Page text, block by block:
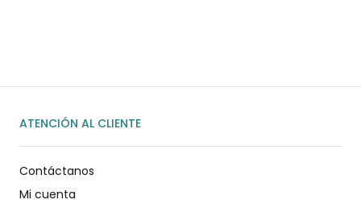
ATENCIÓN AL CLIENTE
Contáctanos
Mi cuenta